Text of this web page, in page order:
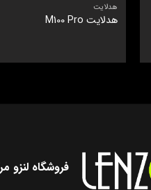
هدلایت
هدلایت M100 Pro
فروشگاه لنزو